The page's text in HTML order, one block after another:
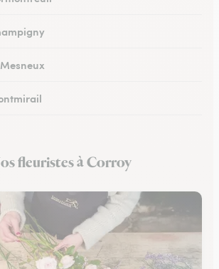
le-François
fleuristes à Corroy